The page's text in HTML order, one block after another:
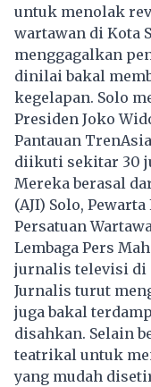
untuk menolak
wartawan di Kota
menggagalkan
dinilai bakal
kegelapan. Solo
Presiden Joko
Pantauan
diikuti sekitar 30
Mereka berasal
(AJI) Solo,
Persatuan
Lembaga Pers
jurnalis televisi di
Jurnalis turut
juga bakal
disahkan. Selain
teatrikal untuk
yang mudah